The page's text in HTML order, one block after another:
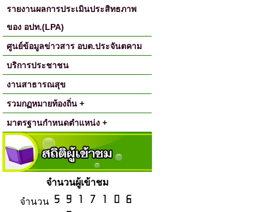
รายงานผลการประเมินประสิทธภาพ
ของ อปท.(LPA)
ศูนย์ข้อมูลข่าวสาร อบต.ประจันตคาม
บริการประชาชน
งานสาธารณสุข
รวมกฏหมายท้องถิ่น +
มาตรฐานกำหนดตำแหน่ง +
จำนวนผู้เข้าชม
จำนวน